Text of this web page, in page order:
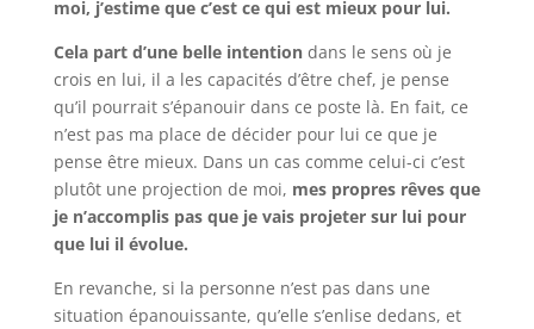
moi, j’estime que c’est ce qui est mieux pour lui.
Cela part d’une belle intentiondans le sens où je
crois en lui, il a les capacités d’être chef, je pense
qu’il pourrait s’épanouir dans ce poste là. En fait, ce
n’est pas ma place de décider pour lui ce que je
pense être mieux. Dans un cas comme celui-ci c’est
plutôt une projection de moi, mes propres rêves que
je n’accomplis pas que je vais projeter sur lui pour
que lui il évolue.
En revanche, si la personne n’est pas dans une
situation épanouissante, qu’elle s’enlise dedans, et